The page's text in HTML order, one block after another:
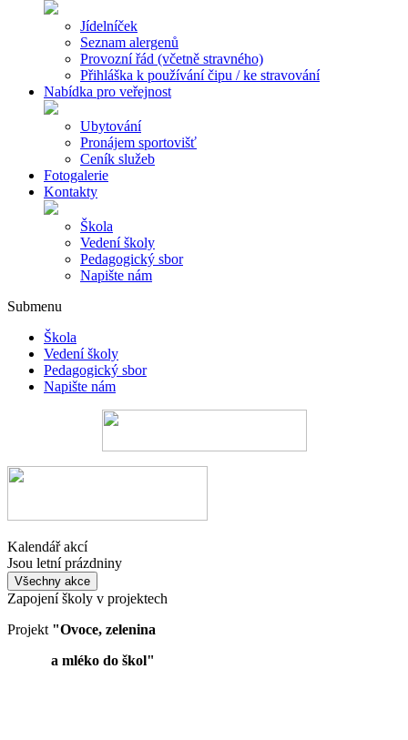
Jídelníček
Seznam alergenů
Provozní řád (včetně stravného)
Přihláška k používání čipu / ke stravování
Nabídka pro veřejnost
Ubytování
Pronájem sportovišť
Ceník služeb
Fotogalerie
Kontakty
Škola
Vedení školy
Pedagogický sbor
Napište nám
Submenu
Škola
Vedení školy
Pedagogický sbor
Napište nám
Kalendář akcí
Jsou letní prázdniny
Všechny akce
Zapojení školy v projektech
Projekt "Ovoce, zelenina
a mléko do škol"